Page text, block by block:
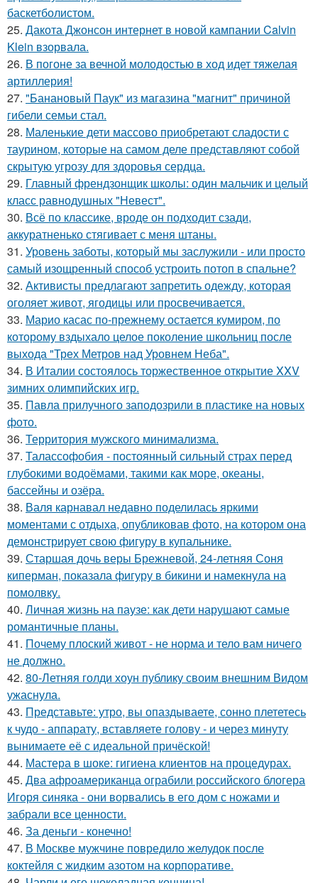
баскетболистом.
25. Дакота Джонсон интернет в новой кампании Calvin
Klein взорвала.
26. В погоне за вечной молодостью в ход идет тяжелая
артиллерия!
27. "Банановый Паук" из магазина "магнит" причиной
гибели семьи стал.
28. Маленькие дети массово приобретают сладости с
таурином, которые на самом деле представляют собой
скрытую угрозу для здоровья сердца.
29. Главный френдзонщик школы: один мальчик и целый
класс равнодушных "Невест".
30. Всё по классике, вроде он подходит сзади,
аккуратненько стягивает с меня штаны.
31. Уровень заботы, который мы заслужили - или просто
самый изощренный способ устроить потоп в спальне?
32. Активисты предлагают запретить одежду, которая
оголяет живот, ягодицы или просвечивается.
33. Марио касас по-прежнему остается кумиром, по
которому вздыхало целое поколение школьниц после
выхода "Трех Метров над Уровнем Неба".
34. В Италии состоялось торжественное открытие XXV
зимних олимпийских игр.
35. Павла прилучного заподозрили в пластике на новых
фото.
36. Территория мужского минимализма.
37. Талассофобия - постоянный сильный страх перед
глубокими водоёмами, такими как море, океаны,
бассейны и озёра.
38. Валя карнавал недавно поделилась яркими
моментами с отдыха, опубликовав фото, на котором она
демонстрирует свою фигуру в купальнике.
39. Старшая дочь веры Брежневой, 24-летняя Соня
киперман, показала фигуру в бикини и намекнула на
помолвку.
40. Личная жизнь на паузе: как дети нарушают самые
романтичные планы.
41. Почему плоский живот - не норма и тело вам ничего
не должно.
42. 80-Летняя голди хоун публику своим внешним Видом
ужаснула.
43. Представьте: утро, вы опаздываете, сонно плететесь
к чудо - аппарату, вставляете голову - и через минуту
вынимаете её с идеальной причёской!
44. Мастера в шоке: гигиена клиентов на процедурах.
45. Два афроамериканца ограбили российского блогера
Игоря синяка - они ворвались в его дом с ножами и
забрали все ценности.
46. За деньги - конечно!
47. В Москве мужчине повредило желудок после
коктейля с жидким азотом на корпоративе.